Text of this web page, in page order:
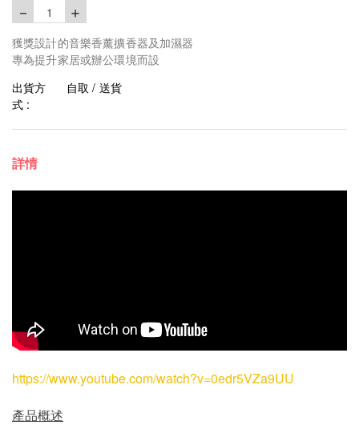
－ 1 ＋
獲獎設計的音樂香薰擴香器及加濕器
專為提升家居或辦公環境而設
出貨方
式 :
自取 / 送貨
詳情
https://www.youtube.com/watch?v=0edr5VZa9UU
產品概述